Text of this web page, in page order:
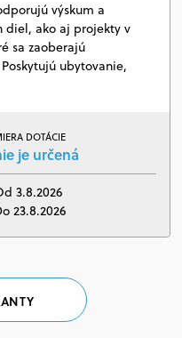
výskum a
diel, ako aj projekty v
sa zaoberajú
ubytovanie,
DOTÁCIE
je určená
3.8.2026
23.8.2026